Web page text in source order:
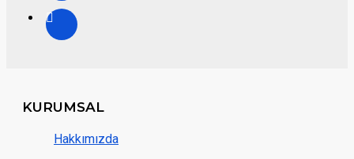
KURUMSAL
Hakkımızda